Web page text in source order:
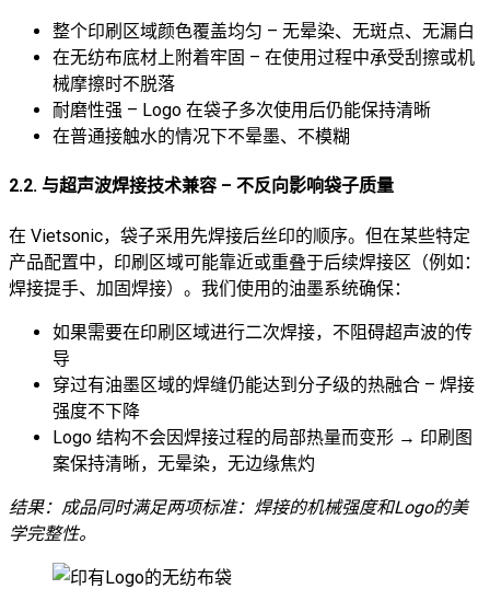
整个印刷区域颜色覆盖均匀 – 无晕染、无斑点、无漏白
在无纺布底材上附着牢固 – 在使用过程中承受刮擦或机
械摩擦时不脱落
耐磨性强 – Logo 在袋子多次使用后仍能保持清晰
在普通接触水的情况下不晕墨、不模糊
2.2. 与超声波焊接技术兼容 – 不反向影响袋子质量
在 Vietsonic，袋子采用先焊接后丝印的顺序。但在某些特定
产品配置中，印刷区域可能靠近或重叠于后续焊接区（例如：
焊接提手、加固焊接）。我们使用的油墨系统确保：
如果需要在印刷区域进行二次焊接，不阻碍超声波的传
导
穿过有油墨区域的焊缝仍能达到分子级的热融合 – 焊接
强度不下降
Logo 结构不会因焊接过程的局部热量而变形 → 印刷图
案保持清晰，无晕染，无边缘焦灼
结果：成品同时满足两项标准：焊接的机械强度和Logo的美
学完整性。